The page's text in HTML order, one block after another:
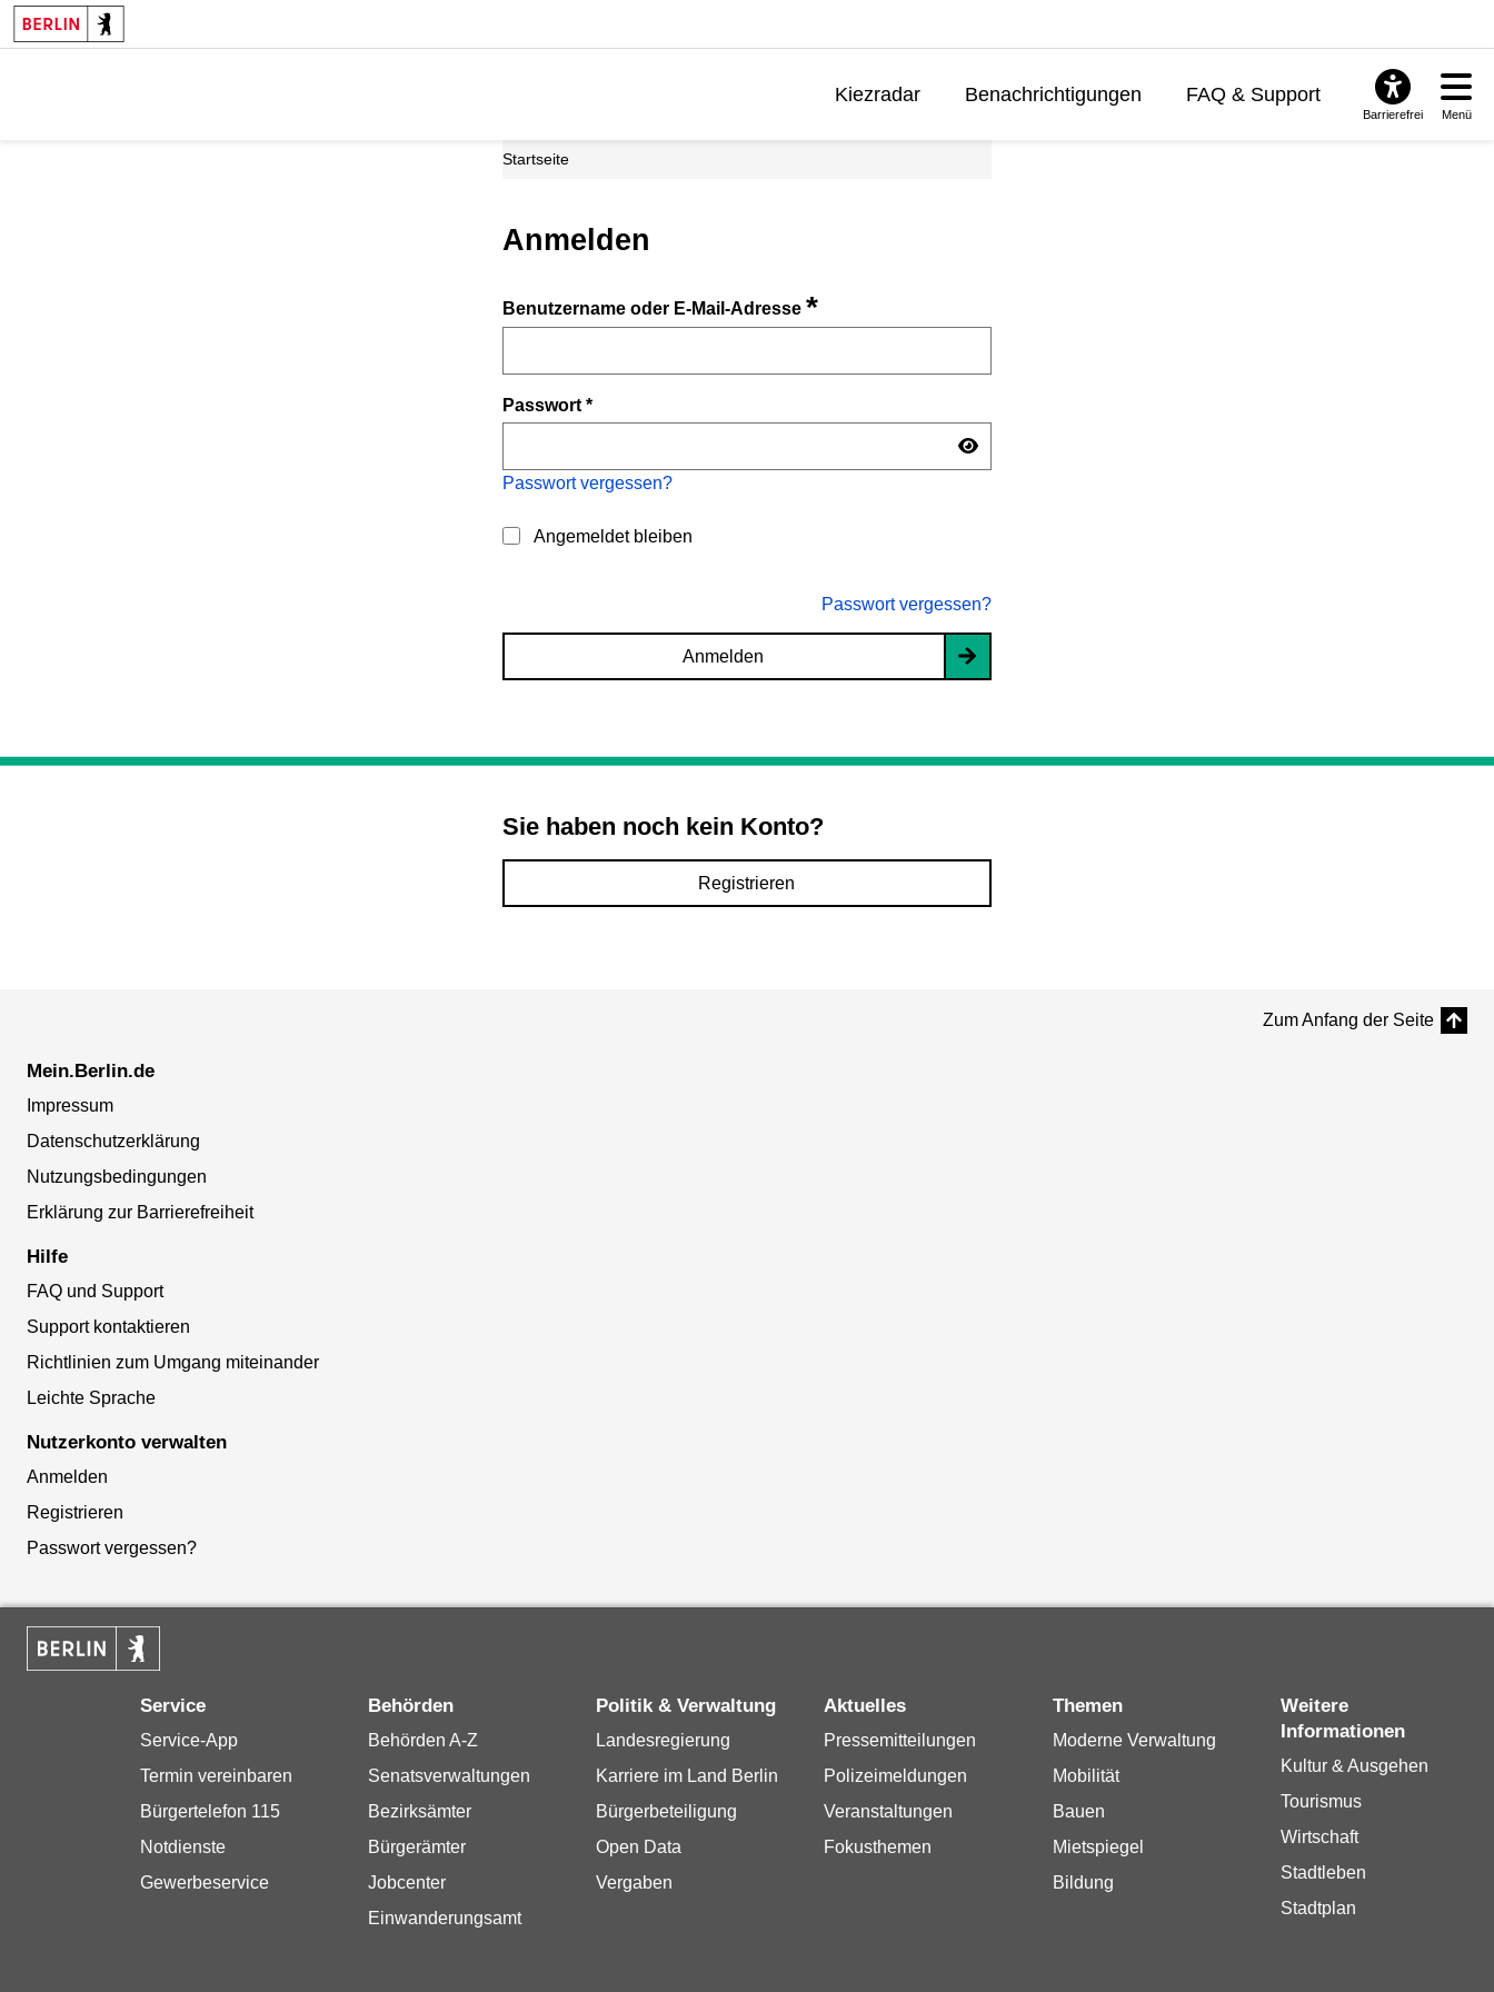
Kiezradar Benachrichtigungen FAQ & Support
Barrierefrei Menü
Startseite
Anmelden
Benutzername oder E-Mail-Adresse*
Passwort*
Passwort vergessen?
Angemeldet bleiben
Passwort vergessen?
Anmelden
Sie haben noch kein Konto?
Registrieren
Zum Anfang der Seite
Mein.Berlin.de
Impressum
Datenschutzerklärung
Nutzungsbedingungen
Erklärung zur Barrierefreiheit
Hilfe
FAQ und Support
Support kontaktieren
Richtlinien zum Umgang miteinander
Leichte Sprache
Nutzerkonto verwalten
Anmelden
Registrieren
Passwort vergessen?
Service
Service-App
Termin vereinbaren
Bürgertelefon 115
Notdienste
Gewerbeservice
Behörden
Behörden A-Z
Senatsverwaltungen
Bezirksämter
Bürgerämter
Jobcenter
Einwanderungsamt
Politik & Verwaltung
Landesregierung
Karriere im Land Berlin
Bürgerbeteiligung
Open Data
Vergaben
Aktuelles
Pressemitteilungen
Polizeimeldungen
Veranstaltungen
Fokusthemen
Themen
Moderne Verwaltung
Mobilität
Bauen
Mietspiegel
Bildung
Weitere
Informationen
Kultur & Ausgehen
Tourismus
Wirtschaft
Stadtleben
Stadtplan